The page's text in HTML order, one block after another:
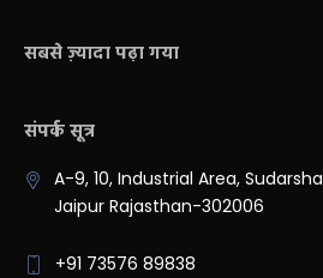
सबसे ज़्यादा पढ़ा गया
संपर्क सूत्र
A-9, 10, Industrial Area,
Jaipur Rajasthan-302006
+91 73576 89838